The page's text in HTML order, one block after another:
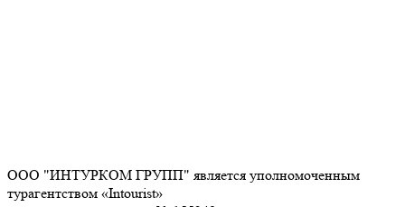
ООО "ИНТУРКОМ ГРУПП" является уполномоченным
турагентством «Intourist»